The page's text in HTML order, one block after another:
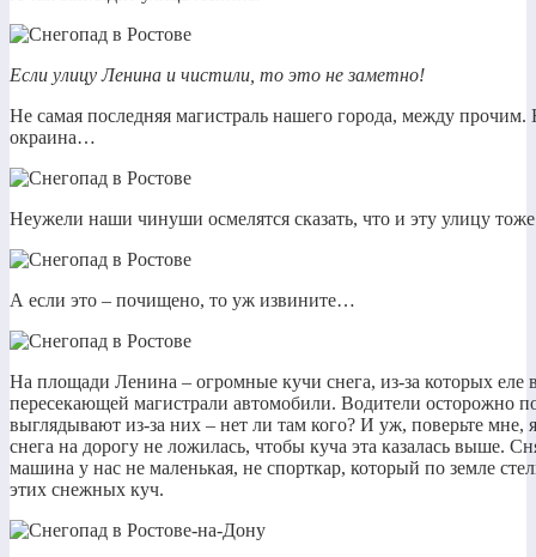
Если улицу Ленина и чистили, то это не заметно!
Не самая последняя магистраль нашего города, между прочим.
окраина…
Неужели наши чинуши осмелятся сказать, что и эту улицу
А если это – почищено, то уж извините…
На площади Ленина – огромные кучи снега, из-за которых
пересекающей магистрали автомобили. Водители осторожно
выглядывают из-за них – нет ли там кого? И уж, поверьте
снега на дорогу не ложилась, чтобы куча эта казалась выше.
машина у нас не маленькая, не спорткар, который по земле
этих снежных куч.